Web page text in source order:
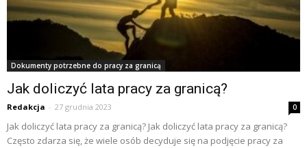
Dokumenty potrzebne do pracy za granicą
Jak doliczyć lata pracy za granicą?
Redakcja - 27 grudnia 2023 0
Jak doliczyć lata pracy za granicą? Jak doliczyć lata pracy za granicą?
Często zdarza się, że wiele osób decyduje się na podjęcie pracy za